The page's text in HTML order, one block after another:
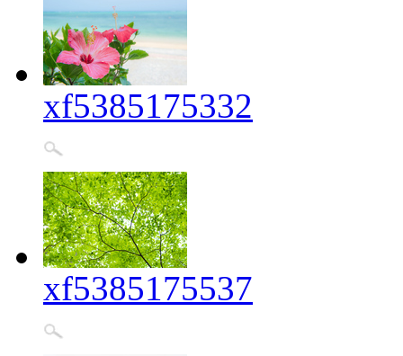
xf5385175332
xf5385175537